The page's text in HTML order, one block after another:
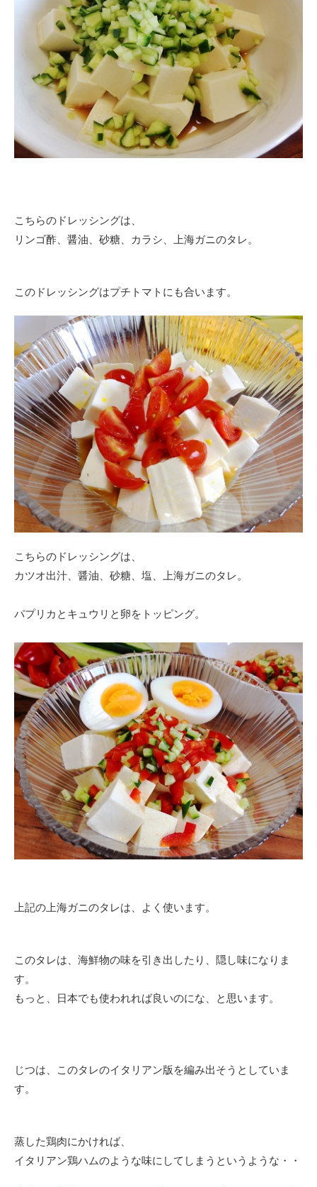
こちらのドレッシングは、
リンゴ酢、醤油、砂糖、カラシ、上海ガニのタレ。
このドレッシングはプチトマトにも合います。
こちらのドレッシングは、
カツオ出汁、醤油、砂糖、塩、上海ガニのタレ。
パプリカとキュウリと卵をトッピング。
上記の上海ガニのタレは、よく使います。
このタレは、海鮮物の味を引き出したり、隠し味になりま
す。
もっと、日本でも使われれば良いのにな、と思います。
じつは、このタレのイタリアン版を編み出そうとしていま
す。
蒸した鶏肉にかければ、
イタリアン鶏ハムのような味にしてしまうというような・・